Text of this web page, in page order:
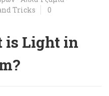
Tricks
0
is Light in